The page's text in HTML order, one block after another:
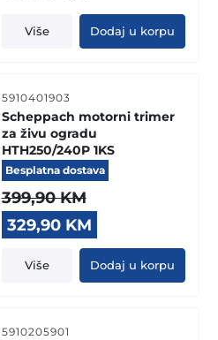
Više Dodaj u korpu
5910401903
Scheppach motorni trimer
za živu ogradu
HTH250/240P 1KS
Besplatna dostava
399,90KM
Original
price
was:
399,90 KM.
329,90 KM
price
is:
329,90 KM.
Više Dodaj u korpu
5910205901